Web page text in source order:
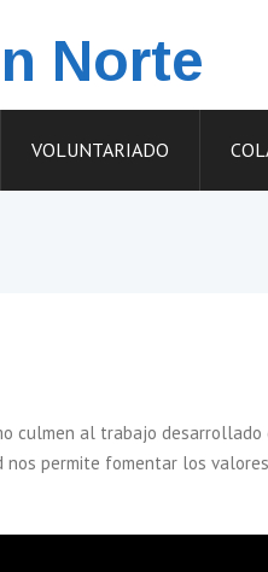
Norte
VOLUNTARIADO
culmen al trabajo
permite fomentar los